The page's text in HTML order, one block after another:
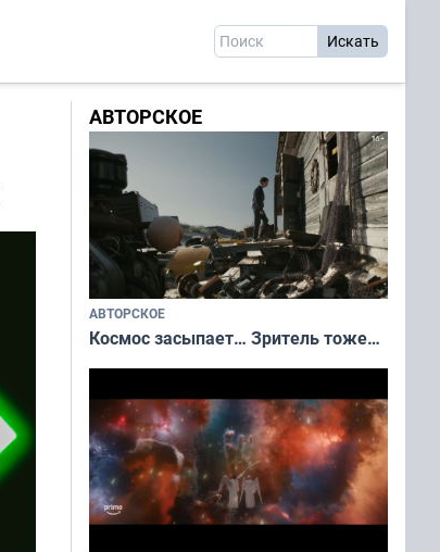
АВТОРСКОЕ
АВТОРСКОЕ
Космос засыпает… Зритель тоже…